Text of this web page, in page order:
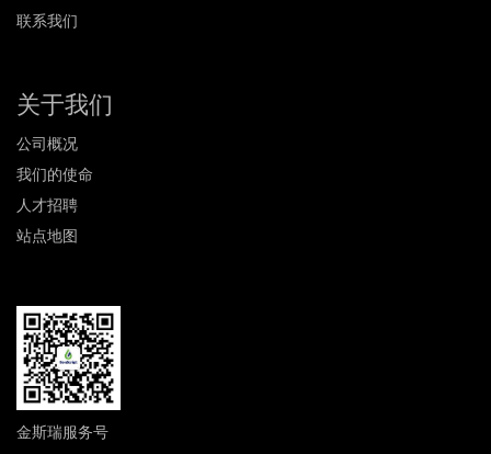
联系我们
关于我们
公司概况
我们的使命
人才招聘
站点地图
金斯瑞服务号